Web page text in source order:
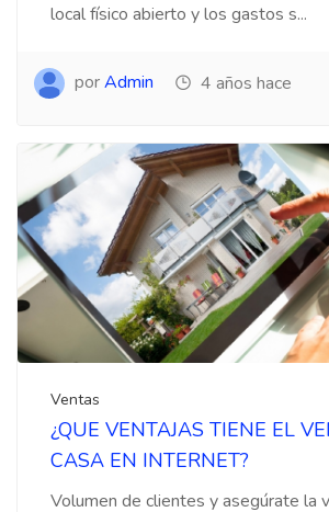
local físico abierto y los gastos s...
porAdmin 4 años hace
Ventas
¿QUE VENTAJAS TIENE EL
CASA EN INTERNET?
Volumen de clientes y asegúrate la